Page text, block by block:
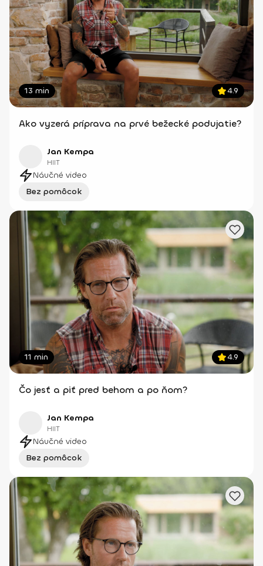
13 min 4.9
Ako vyzerá príprava na prvé bežecké podujatie?
Jan Kempa
HIIT
Náučné video
Bez pomôcok
11 min 4.9
Čo jesť a piť pred behom a po ňom?
Jan Kempa
HIIT
Náučné video
Bez pomôcok